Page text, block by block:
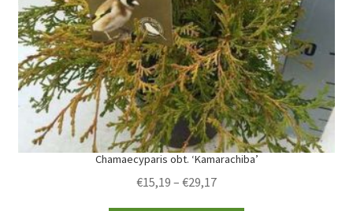
chosen
on
the
product
page
Chamaecyparis obt. ‘Kamarachiba’
€15,19 – €29,17Price